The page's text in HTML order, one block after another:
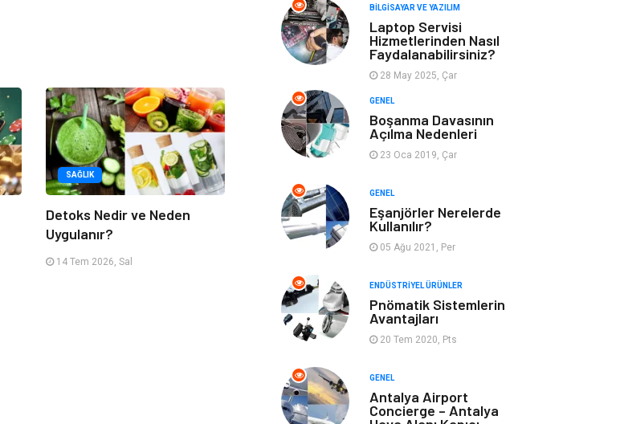
SAĞLIK
Detoks Nedir ve Neden
Uygulanır?
14 Tem 2026, Sal
Yapı İnşaat Eğlence
Emlak Maden ve Metal
Tekstil
Mobilya Hizmet
Ürünler
Aksesuar Bahçe Ev
Ambalaj Finans & Ekonomi
Markalar Nakliyat
Bilişim Restaurant
BILGISAYAR VE YAZILIM
Laptop Servisi
Hizmetlerinden Nasıl
Faydalanabilirsiniz?
28 May 2025, Çar
GENEL
Boşanma Davasının
Açılma Nedenleri
23 Oca 2019, Çar
GENEL
Eşanjörler Nerelerde
Kullanılır?
05 Ağu 2021, Per
ENDÜSTRIYEL ÜRÜNLER
Pnömatik Sistemlerin
Avantajları
20 Tem 2020, Pts
GENEL
Antalya Airport
Concierge – Antalya